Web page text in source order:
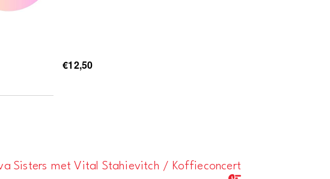
€12,50
Sisters met Vital Stahievitch / Koffieconcert